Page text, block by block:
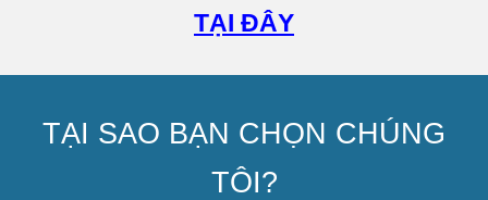
TẠI ĐÂY
TẠI SAO BẠN CHỌN CHÚNG
TÔI?